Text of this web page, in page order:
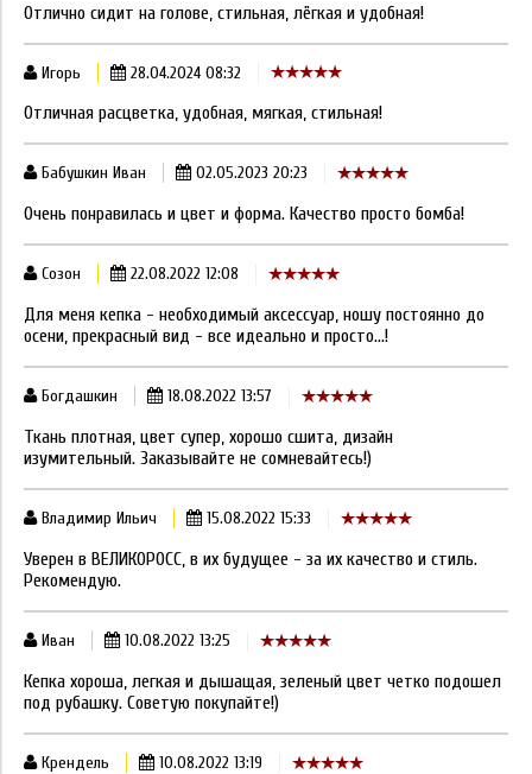
Отлично сидит на голове, стильная, лёгкая и удобная!
Игорь 28.04.2024 08:32
Отличная расцветка, удобная, мягкая, стильная!
Бабушкин Иван 02.05.2023 20:23
Очень понравилась и цвет и форма. Качество просто бомба!
Созон 22.08.2022 12:08
Для меня кепка - необходимый аксессуар, ношу постоянно до
осени, прекрасный вид - все идеально и просто...!
Богдашкин 18.08.2022 13:57
Ткань плотная, цвет супер, хорошо сшита, дизайн
изумительный. Заказывайте не сомневайтесь!)
Владимир Ильич 15.08.2022 15:33
Уверен в ВЕЛИКОРОСС, в их будущее - за их качество и стиль.
Рекомендую.
Иван 10.08.2022 13:25
Кепка хороша, легкая и дышащая, зеленый цвет четко подошел
под рубашку. Советую покупайте!)
Крендель 10.08.2022 13:19